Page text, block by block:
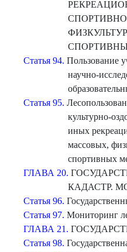
Статья 94. Пользование
научно-
Статья 95.
культурно-
иных
массовых,
спортивных
ГЛАВА 20.
КАДАСТР.
Статья 96.
Статья 97. Мониторинг
ГЛАВА 21.
Статья 98.